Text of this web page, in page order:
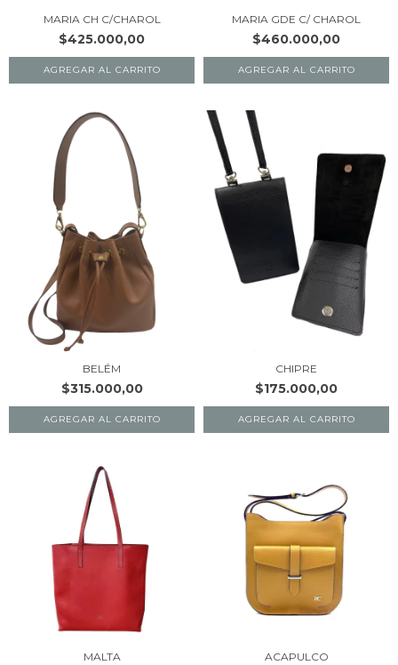
MARIA CH C/CHAROL
$425.000,00
AGREGAR AL CARRITO
MARIA GDE C/ CHAROL
$460.000,00
AGREGAR AL CARRITO
BELÉM
$315.000,00
AGREGAR AL CARRITO
CHIPRE
$175.000,00
AGREGAR AL CARRITO
MALTA ACAPULCO